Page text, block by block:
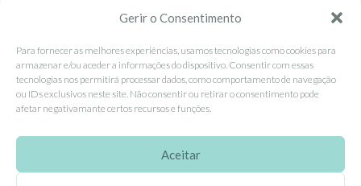
Gerir o Consentimento
Para fornecer as melhores experiências, usamos tecnologias como cookies para
armazenar e/ou aceder a informações do dispositivo. Consentir com essas
tecnologias nos permitirá processar dados, como comportamento de navegação
ou IDs exclusivos neste site. Não consentir ou retirar o consentimento pode
afetar negativamante certos recursos e funções.
Aceitar
Facebook
Instagram
Pinterest